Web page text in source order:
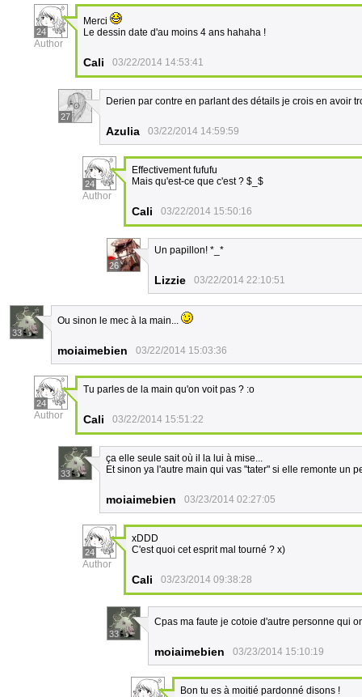
24
Author
Merci
Le dessin date d'au moins 4 ans hahaha !
Cali 03/22/2014 14:53:41
27
Derien par contre en parlant des détails je crois en avoir
Azulia 03/22/2014 14:59:59
24
Author
Effectivement fufufu
Mais qu'est-ce que c'est ? $_$
Cali 03/22/2014 15:50:16
26
Un papillon! *_*
Lizzie 03/22/2014 22:10:51
33
Ou sinon le mec à la main...
moiaimebien 03/22/2014 15:03:36
24
Author
Tu parles de la main qu'on voit pas ? :o
Cali 03/22/2014 15:51:22
33
ça elle seule sait où il la lui à mise...
Et sinon ya l'autre main qui vas "tater" si elle remonte un
moiaimebien 03/23/2014 02:27:05
24
Author
xDDD
C'est quoi cet esprit mal tourné ? x)
Cali 03/23/2014 09:38:28
33
Cpas ma faute je cotoie d'autre personne qui
moiaimebien 03/23/2014 15:10:19
Bon tu es à moitié pardonné disons !